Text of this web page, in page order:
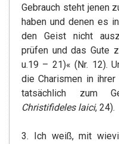
Gebrauch steht jenen
haben und denen es
den Geist nicht
prüfen und das Gute
u.19 – 21)« (Nr. 12).
die Charismen in
tatsächlich zum
Christifideles laici, 24).
3. Ich weiß, mit